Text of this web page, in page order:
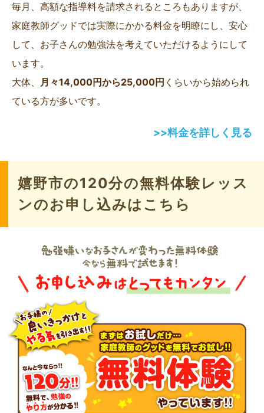
毎月、高額な指導料を請求されるところもありますが、
家庭教師グッドでは実際にかかる料金を明瞭にし、安心
して、お子さんの勉強法を考えていただけるようにして
います。
大体、 月々14,000円から25,000円 くらいから始められ
ている方が多いです。
>>料金を詳しく見る
嬉野市の120分の無料体験レッス
ンのお申し込みはこちら